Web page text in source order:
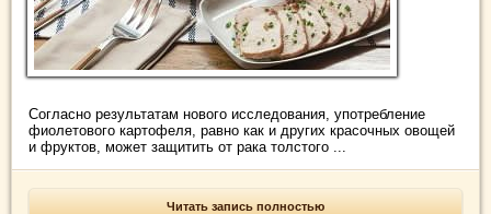
Согласно результатам нового исследования, употребление
фиолетового картофеля, равно как и других красочных овощей
и фруктов, может защитить от рака толстого ...
Читать запись полностью